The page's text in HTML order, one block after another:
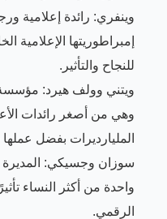
وينفري: رائدة إعلامية
إمبراطوريتها الإعلامية
للنجاح والتأثير.
وهي من أصغر رائدات
المليارديرات بفضل
سوزان وجسيكي: المديرة
واحدة من أكثر النساء
الرقمي.